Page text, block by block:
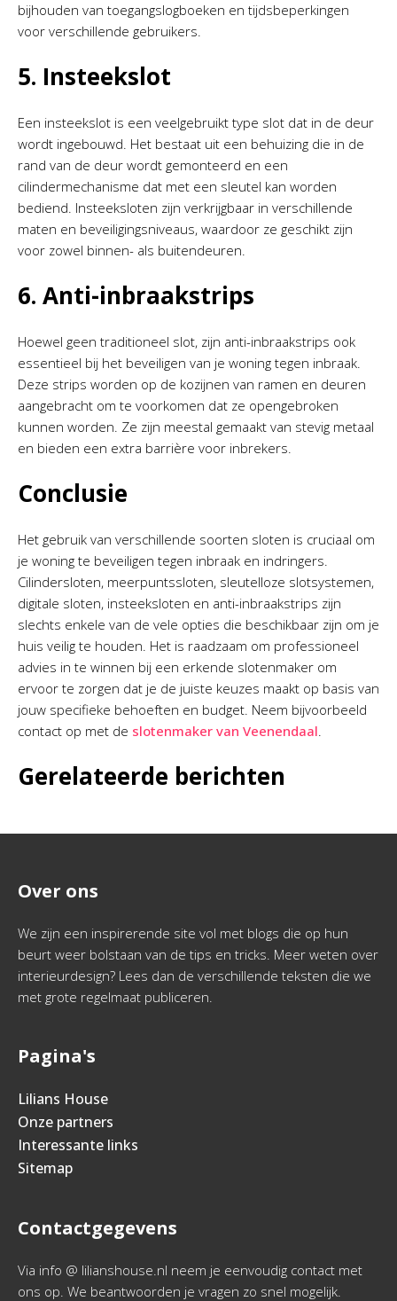
bijhouden van toegangslogboeken en tijdsbeperkingen
voor verschillende gebruikers.
5. Insteekslot
Een insteekslot is een veelgebruikt type slot dat in de deur
wordt ingebouwd. Het bestaat uit een behuizing die in de
rand van de deur wordt gemonteerd en een
cilindermechanisme dat met een sleutel kan worden
bediend. Insteeksloten zijn verkrijgbaar in verschillende
maten en beveiligingsniveaus, waardoor ze geschikt zijn
voor zowel binnen- als buitendeuren.
6. Anti-inbraakstrips
Hoewel geen traditioneel slot, zijn anti-inbraakstrips ook
essentieel bij het beveiligen van je woning tegen inbraak.
Deze strips worden op de kozijnen van ramen en deuren
aangebracht om te voorkomen dat ze opengebroken
kunnen worden. Ze zijn meestal gemaakt van stevig metaal
en bieden een extra barrière voor inbrekers.
Conclusie
Het gebruik van verschillende soorten sloten is cruciaal om
je woning te beveiligen tegen inbraak en indringers.
Cilindersloten, meerpuntssloten, sleutelloze slotsystemen,
digitale sloten, insteeksloten en anti-inbraakstrips zijn
slechts enkele van de vele opties die beschikbaar zijn om je
huis veilig te houden. Het is raadzaam om professioneel
advies in te winnen bij een erkende slotenmaker om
ervoor te zorgen dat je de juiste keuzes maakt op basis van
jouw specifieke behoeften en budget. Neem bijvoorbeeld
contact op met de slotenmaker van Veenendaal.
Gerelateerde berichten
Over ons
We zijn een inspirerende site vol met blogs die op hun
beurt weer bolstaan van de tips en tricks. Meer weten over
interieurdesign? Lees dan de verschillende teksten die we
met grote regelmaat publiceren.
Pagina's
Lilians House
Onze partners
Interessante links
Sitemap
Contactgegevens
Via info @ lilianshouse.nl neem je eenvoudig contact met
ons op. We beantwoorden je vragen zo snel mogelijk.